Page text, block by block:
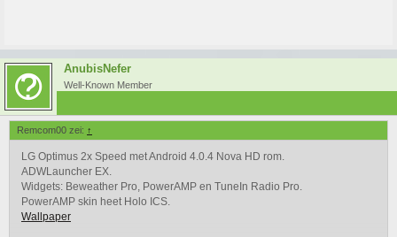
AnubisNefer
Well-Known Member
Remcom00 zei: ↑
LG Optimus 2x Speed met Android 4.0.4 Nova HD rom.
ADWLauncher EX.
Widgets: Beweather Pro, PowerAMP en TuneIn Radio Pro.
PowerAMP skin heet Holo ICS.
Wallpaper